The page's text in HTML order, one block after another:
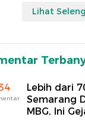
Lihat
Lebih dari
Semarang
MBG, Ini